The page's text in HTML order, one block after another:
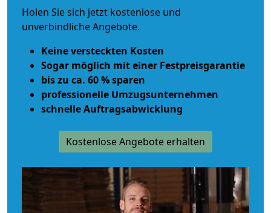
Holen Sie sich jetzt kostenlose und
unverbindliche Angebote.
Keine versteckten Kosten
Sogar möglich mit einer Festpreisgarantie
bis zu ca. 60 % sparen
professionelle Umzugsunternehmen
schnelle Auftragsabwicklung
Kostenlose Angebote erhalten